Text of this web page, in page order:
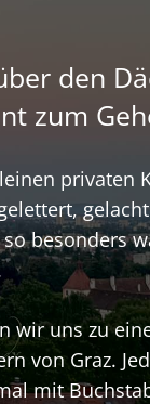
den
zum
privaten
besonders
wir uns zu
von Graz.
mit